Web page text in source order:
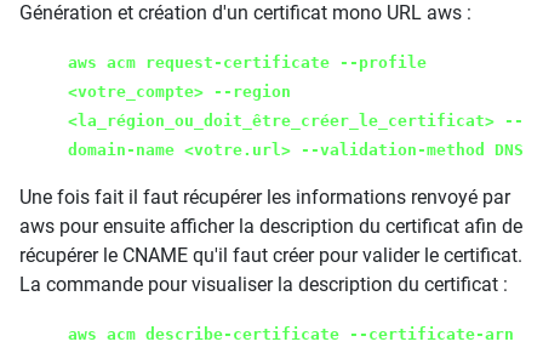
Génération et création d'un certificat mono URL aws :
aws acm request-certificate --profile
<votre_compte> --region
<la_région_ou_doit_être_créer_le_certificat> --
domain-name <votre.url> --validation-method DNS
Une fois fait il faut récupérer les informations renvoyé par
aws pour ensuite afficher la description du certificat afin de
récupérer le CNAME qu'il faut créer pour valider le certificat.
La commande pour visualiser la description du certificat :
aws acm describe-certificate --certificate-arn